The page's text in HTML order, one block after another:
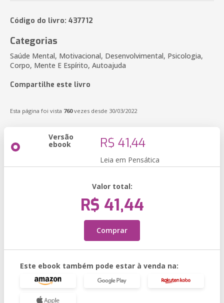
Código do livro: 437712
Categorias
Saúde Mental, Motivacional, Desenvolvimental, Psicologia,
Corpo, Mente E Espírito, Autoajuda
Compartilhe este livro
Esta página foi vista 760vezes desde 30/03/2022
Versão
ebook R$ 41,44
Leia em Pensática
Valor total:
R$ 41,44
Comprar
Este ebook também pode estar à venda na: